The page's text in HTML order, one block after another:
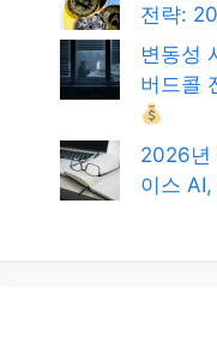
전략:
변동성
버드콜
2026년
이스